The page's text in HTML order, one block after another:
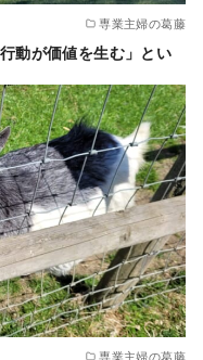
専業主婦の葛藤
動が価値を生む」とい
専業主婦の葛藤